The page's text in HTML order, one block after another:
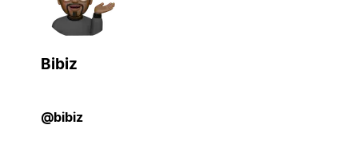
Bibiz
@bibiz